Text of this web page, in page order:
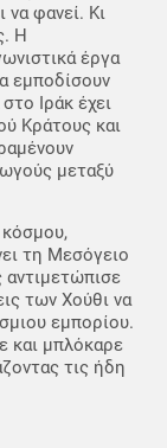
φανεί. Κι
Η
έργα
εμποδίσουν
Ιράκ έχει
Κράτους και
μεταξύ
τη Μεσόγειο
των Χούθι να
εμπορίου.
και μπλόκαρε
τις ήδη